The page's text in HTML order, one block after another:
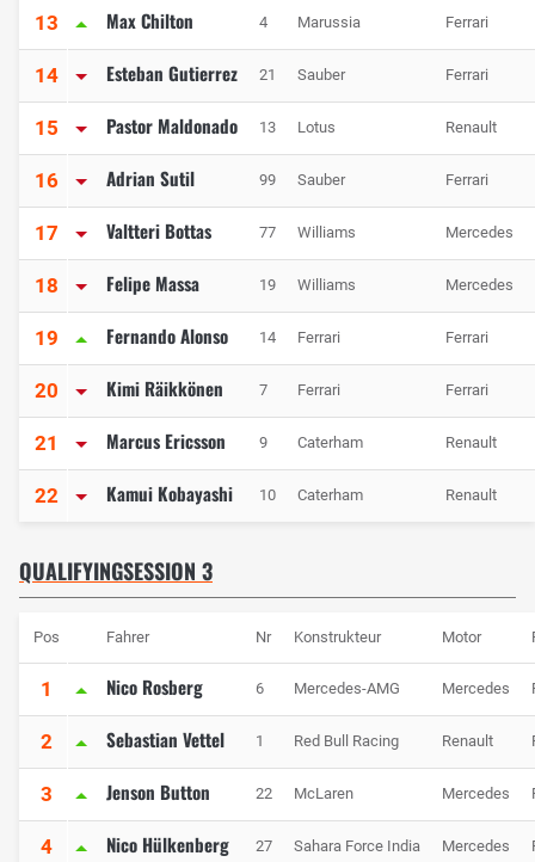
13 Max Chilton 4 Marussia Ferrari
14 Esteban Gutierrez 21 Sauber Ferrari
15 Pastor Maldonado 13 Lotus Renault
16 Adrian Sutil 99 Sauber Ferrari
17 Valtteri Bottas 77 Williams Mercedes
18 Felipe Massa 19 Williams Mercedes
19 Fernando Alonso 14 Ferrari Ferrari
20 Kimi Räikkönen 7 Ferrari Ferrari
21 Marcus Ericsson 9 Caterham Renault
22 Kamui Kobayashi 10 Caterham Renault
QUALIFYINGSESSION 3
Pos Fahrer Nr Konstrukteur Motor
1 Nico Rosberg 6 Mercedes-AMG Mercedes
2 Sebastian Vettel 1 Red Bull Racing Renault
3 Jenson Button 22 McLaren Mercedes
4 Nico Hülkenberg 27 Sahara Force India Mercedes